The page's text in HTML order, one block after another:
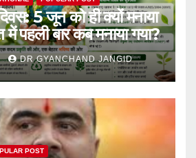
5 जून को ही क्यों मनाया
में पहली बार कब मनाया गया?
DR GYANCHAND JANGID
POST